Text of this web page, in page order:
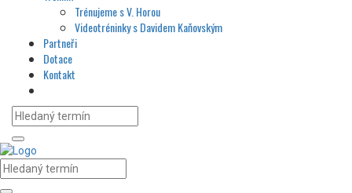
Trénujeme s V. Horou
Videotréninky s Davidem Kaňovským
Partneři
Dotace
Kontakt